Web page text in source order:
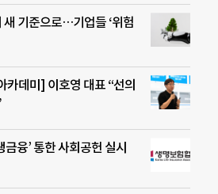
기준으로…기업들 ‘위험
카데미] 이호영 대표 “선의
융’ 통한 사회공헌 실시